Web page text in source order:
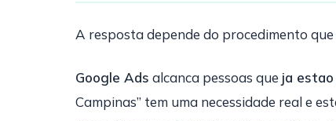
A resposta depende do procedimento
Google Ads alcanca pessoas que ja
Campinas” tem uma necessidade real e